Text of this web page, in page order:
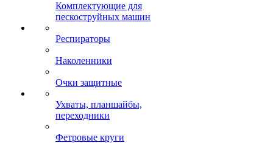
Комплектующие для
пескоструйных машин
Респираторы
Наколенники
Очки защитные
Ухваты, планшайбы,
переходники
Фетровые круги